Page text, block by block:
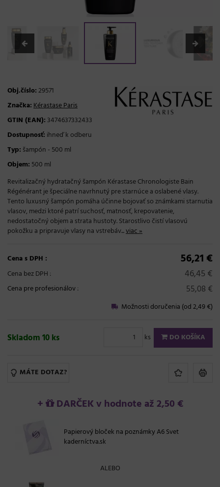
Obj.číslo:29571
Značka:Kérastase Paris
GTIN (EAN): 3474637332433
Dostupnosť: ihneď k odberu
Typ: šampón - 500 ml
Objem: 500 ml
Revitalizačný hydratačný šampón Kérastase Chronologiste Bain
Régénérant je špeciálne navrhnutý pre starnúce a oslabené vlasy.
Tento luxusný šampón pomáha účinne bojovať so známkami starnutia
vlasov, medzi ktoré patrí suchosť, matnosť, krepovatenie,
nedostatočný objem a strata hustoty. Starostlivo čistí vlasovú
pokožku a pripravuje vlasy na vstrebáv...viac »
Cena s DPH : 56,21 €
Cena bez DPH : 46,45 €
Cena pre profesionálov: 55,08 €
Možnosti doručenia (od 2,49 €)
Skladom 10 ks ks DO KOŠÍKA
MÁTE DOTAZ?
+ DARČEK v hodnote až 2,50 €
Papierový bloček na poznámky A6 Svet
kaderníctva.sk
ALEBO